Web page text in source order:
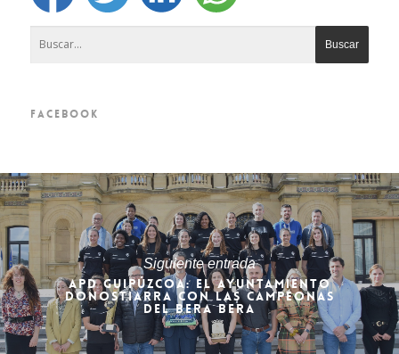
FACEBOOK
Siguiente entrada
APD GUIPÚZCOA: EL AYUNTAMIENTO
DONOSTIARRA CON LAS CAMPEONAS
DEL BERA BERA